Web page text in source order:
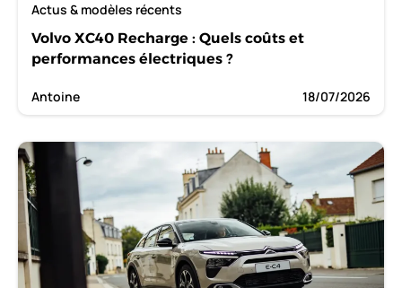
Actus & modèles récents
Volvo XC40 Recharge : Quels coûts et
performances électriques ?
Antoine 18/07/2026